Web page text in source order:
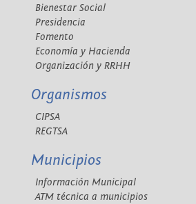
Bienestar Social
Presidencia
Fomento
Economía y Hacienda
Organización y RRHH
Organismos
CIPSA
REGTSA
Municipios
Información Municipal
ATM técnica a municipios